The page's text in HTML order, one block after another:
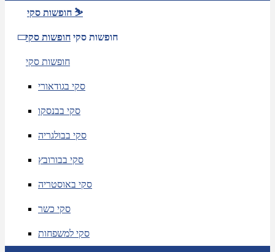
חופשות סקי ⛷️
חופשות סקי חופשות סקי
חופשות סקי
סקי בגודאורי
סקי בבנסקו
סקי בבולגריה
סקי בבורובץ
סקי באוסטריה
סקי כשר
סקי למשפחות